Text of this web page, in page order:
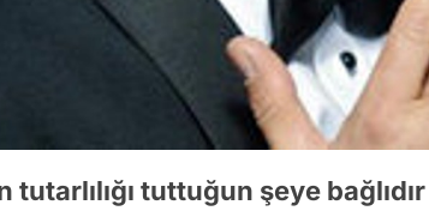
tutarlılığı tuttuğun şeye bağlıdır